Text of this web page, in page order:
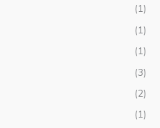
(1)
(1)
(1)
(3)
(2)
(1)